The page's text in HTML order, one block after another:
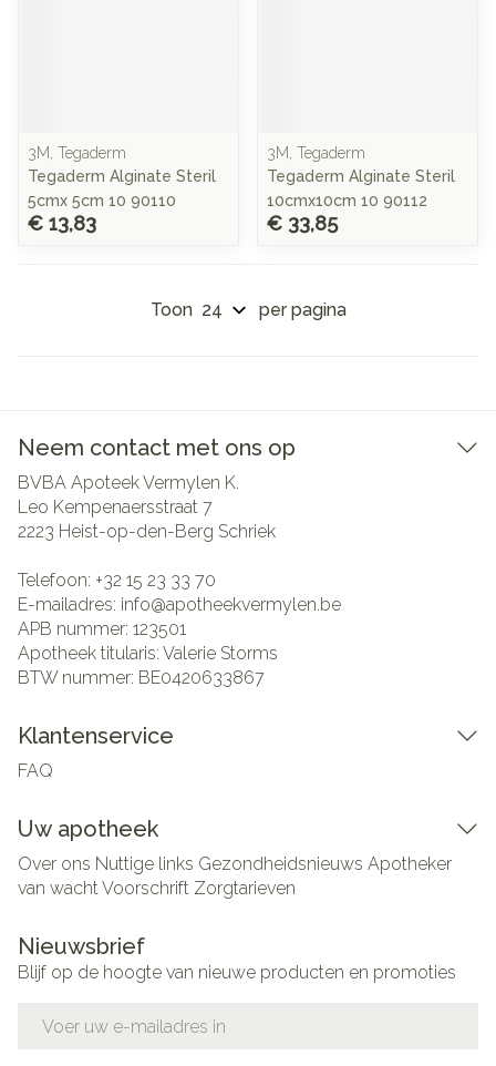
3M, Tegaderm
Tegaderm Alginate Steril
5cmx 5cm 10 90110
€ 13,83
3M, Tegaderm
Tegaderm Alginate Steril
10cmx10cm 10 90112
€ 33,85
Toon per pagina
Neem contact met ons op
BVBA Apoteek Vermylen K.
Leo Kempenaersstraat 7
2223 Heist-op-den-Berg Schriek
Telefoon: +32 15 23 33 70
E-mailadres: info@apotheekvermylen.be
APB nummer: 123501
Apotheek titularis: Valerie Storms
BTW nummer: BE0420633867
Klantenservice
FAQ
Uw apotheek
Over ons Nuttige links Gezondheidsnieuws Apotheker
van wachtVoorschrift Zorgtarieven
Nieuwsbrief
Blijf op de hoogte van nieuwe producten en promoties